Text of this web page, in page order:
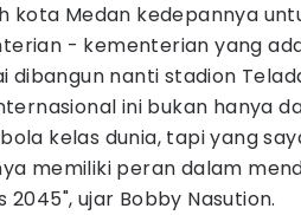
kota Medan kedepannya
- kementerian yang
dibangun nanti stadion
ini bukan hanya
kelas dunia, tapi yang
memiliki peran dalam
2045", ujar Bobby Nasution.